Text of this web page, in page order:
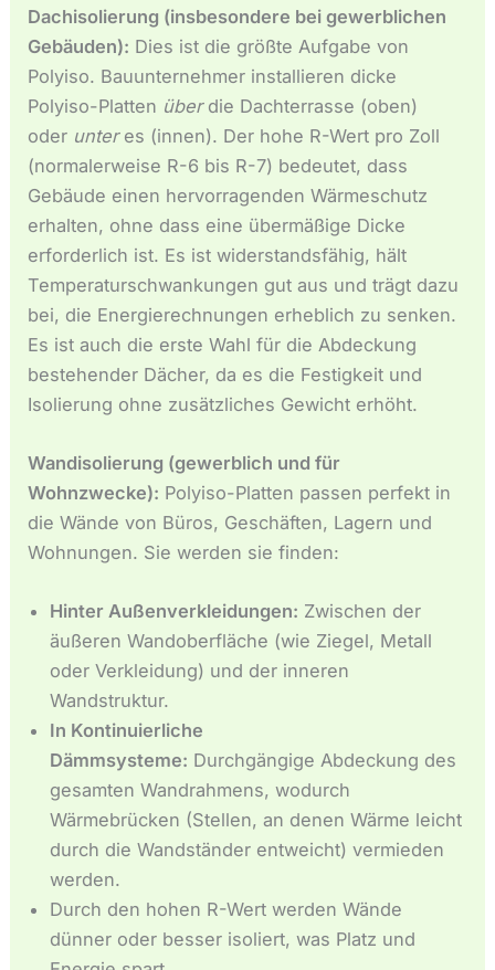
Dachisolierung (insbesondere bei gewerblichen
Gebäuden): Dies ist die größte Aufgabe von
Polyiso. Bauunternehmer installieren dicke
Polyiso-Platten überdie Dachterrasse (oben)
oder unteres (innen). Der hohe R-Wert pro Zoll
(normalerweise R-6 bis R-7) bedeutet, dass
Gebäude einen hervorragenden Wärmeschutz
erhalten, ohne dass eine übermäßige Dicke
erforderlich ist. Es ist widerstandsfähig, hält
Temperaturschwankungen gut aus und trägt dazu
bei, die Energierechnungen erheblich zu senken.
Es ist auch die erste Wahl für die Abdeckung
bestehender Dächer, da es die Festigkeit und
Isolierung ohne zusätzliches Gewicht erhöht.
Wandisolierung (gewerblich und für
Wohnzwecke): Polyiso-Platten passen perfekt in
die Wände von Büros, Geschäften, Lagern und
Wohnungen. Sie werden sie finden:
Hinter Außenverkleidungen: Zwischen der
äußeren Wandoberfläche (wie Ziegel, Metall
oder Verkleidung) und der inneren
Wandstruktur.
In Kontinuierliche
Dämmsysteme: Durchgängige Abdeckung des
gesamten Wandrahmens, wodurch
Wärmebrücken (Stellen, an denen Wärme leicht
durch die Wandständer entweicht) vermieden
werden.
Durch den hohen R-Wert werden Wände
dünner oder besser isoliert, was Platz und